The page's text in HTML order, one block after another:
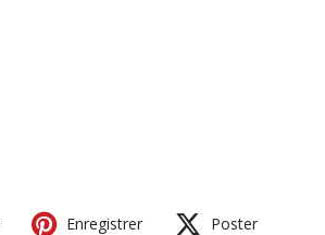
Enregistrer Poster